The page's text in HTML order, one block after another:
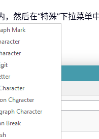
然后在“特殊”下拉菜单